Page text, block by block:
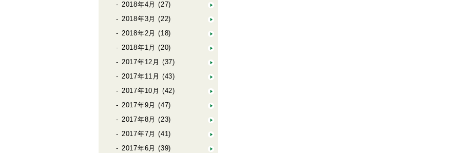
2018年4月 (27)
2018年3月 (22)
2018年2月 (18)
2018年1月 (20)
2017年12月 (37)
2017年11月 (43)
2017年10月 (42)
2017年9月 (47)
2017年8月 (23)
2017年7月 (41)
2017年6月 (39)